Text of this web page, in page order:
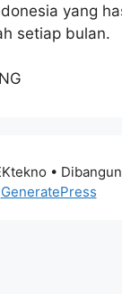
yang
setiap bulan.
•
GeneratePress